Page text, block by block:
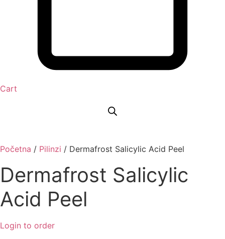
Cart
Početna / Pilinzi / Dermafrost Salicylic Acid Peel
Dermafrost Salicylic
Acid Peel
Login to order